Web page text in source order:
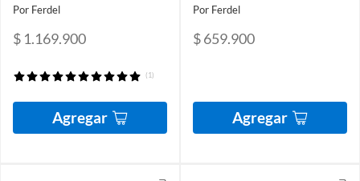
Por Ferdel
$ 1.169.900
(1)
Agregar
Por Ferdel
$ 659.900
Agregar